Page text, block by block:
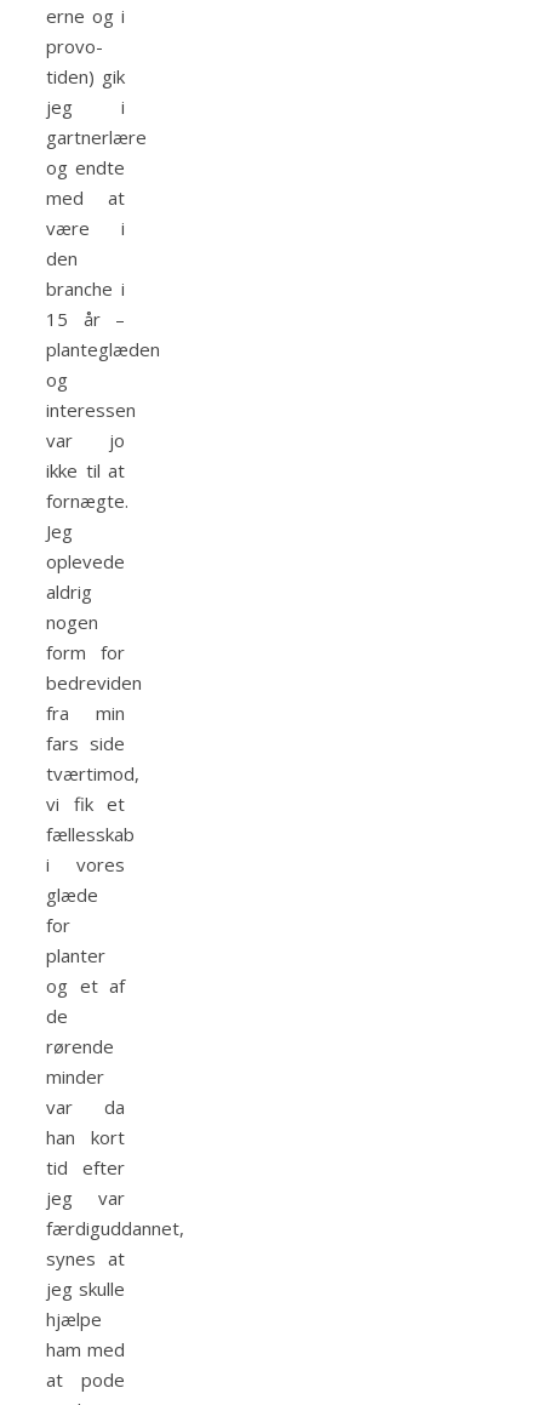
erne og i
provo-
tiden) gik
jeg i
gartnerlære
og endte
med at
være i
den
branche i
15 år –
planteglæden
og
interessen
var jo
ikke til at
fornægte.
Jeg
oplevede
aldrig
nogen
form for
bedreviden
fra min
fars side
tværtimod,
vi fik et
fællesskab
i vores
glæde
for
planter
og et af
de
rørende
minder
var da
han kort
tid efter
jeg var
færdiguddannet,
synes at
jeg skulle
hjælpe
ham med
at pode